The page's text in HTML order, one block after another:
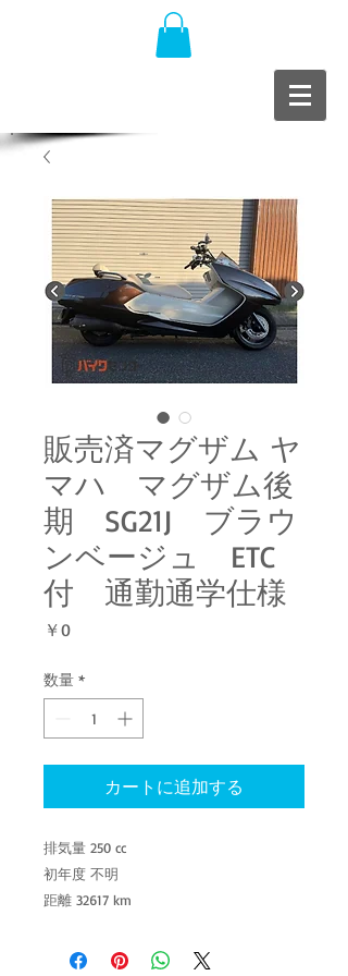
販売済マグザム ヤ
マハ マグザム後
期 SG21J ブラウ
ンベージュ ETC
付 通勤通学仕様
￥0価
数量 *
カートに追加する
排気量 250 cc
初年度 不明
距離 32617 km